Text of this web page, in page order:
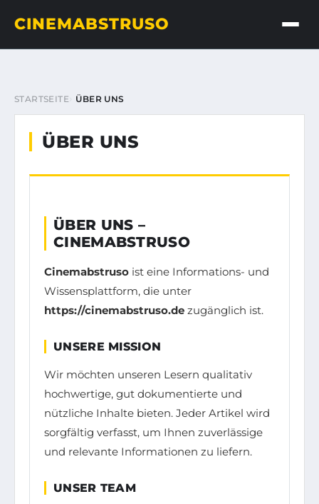
CINEMABSTRUSO
STARTSEITE ÜBER UNS
ÜBER UNS
ÜBER UNS –
CINEMABSTRUSO
Cinemabstruso ist eine Informations- und
Wissensplattform, die unter
https://cinemabstruso.de zugänglich ist.
UNSERE MISSION
Wir möchten unseren Lesern qualitativ
hochwertige, gut dokumentierte und
nützliche Inhalte bieten. Jeder Artikel wird
sorgfältig verfasst, um Ihnen zuverlässige
und relevante Informationen zu liefern.
UNSER TEAM